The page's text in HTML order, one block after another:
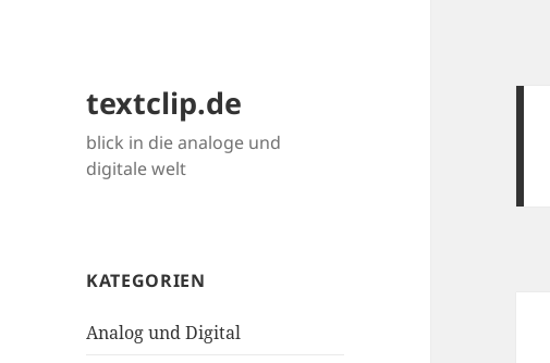
textclip.de
blick in die analoge und
digitale welt
KATEGORIEN
Analog und Digital